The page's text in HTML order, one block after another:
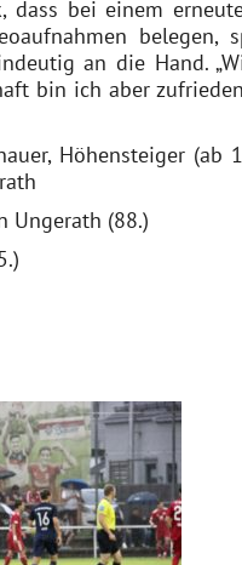
bei einem
an die Hand.
bin ich aber
Höhensteiger (ab
Ungerath (88.)